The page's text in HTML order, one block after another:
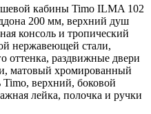
кабины Timo ILMA 102
200 мм, верхний душ
консоль и тропический
нержавеющей стали,
оттенка, раздвижные двери
матовый хромированный
верхний, боковой
лейка, полочка и ручки